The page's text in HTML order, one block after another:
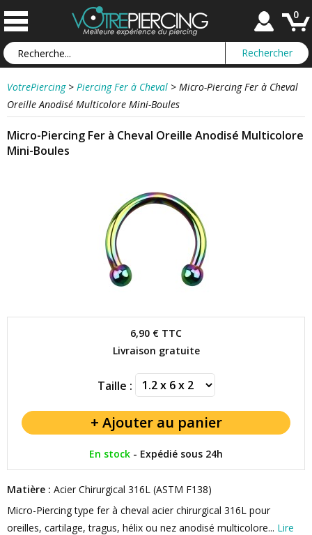
0
VotrePiercing > Piercing Fer à Cheval > Micro-Piercing Fer à Cheval
Oreille Anodisé Multicolore Mini-Boules
Micro-Piercing Fer à Cheval Oreille Anodisé Multicolore
Mini-Boules
6,90 € TTC
Livraison gratuite
Taille :
En stock - Expédié sous 24h
Matière : Acier Chirurgical 316L (ASTM F138)
Micro-Piercing type fer à cheval acier chirurgical 316L pour
oreilles, cartilage, tragus, hélix ou nez anodisé multicolore... Lire